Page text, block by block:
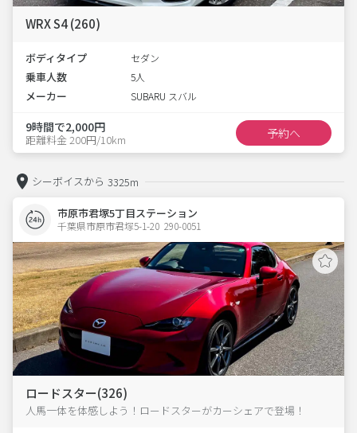
WRX S4 (260)
ボディタイプ セダン
乗車人数 5人
メーカー SUBARU スバル
9時間で2,000円
距離料金 200円/10km 予約へ
シーボイスから 3325m
市原市君塚5丁目ステーション
千葉県市原市君塚5-1-20  290-0051
ロードスター(326)
人馬一体を体感しよう！ロードスターがカーシェアで登場！